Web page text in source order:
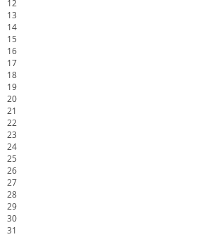
12
13
14
15
16
17
18
19
20
21
22
23
24
25
26
27
28
29
30
31